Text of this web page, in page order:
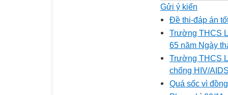
Gửi ý kiến
Đề thi-đáp án
Trường THCS
65 năm Ngày
Trường THCS
chống HIV/
Quá sốc vì